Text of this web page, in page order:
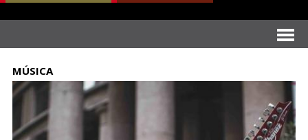
MÚSICA